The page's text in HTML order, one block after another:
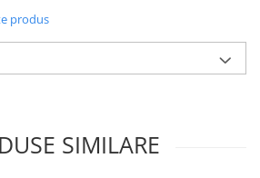
produs
SIMILARE